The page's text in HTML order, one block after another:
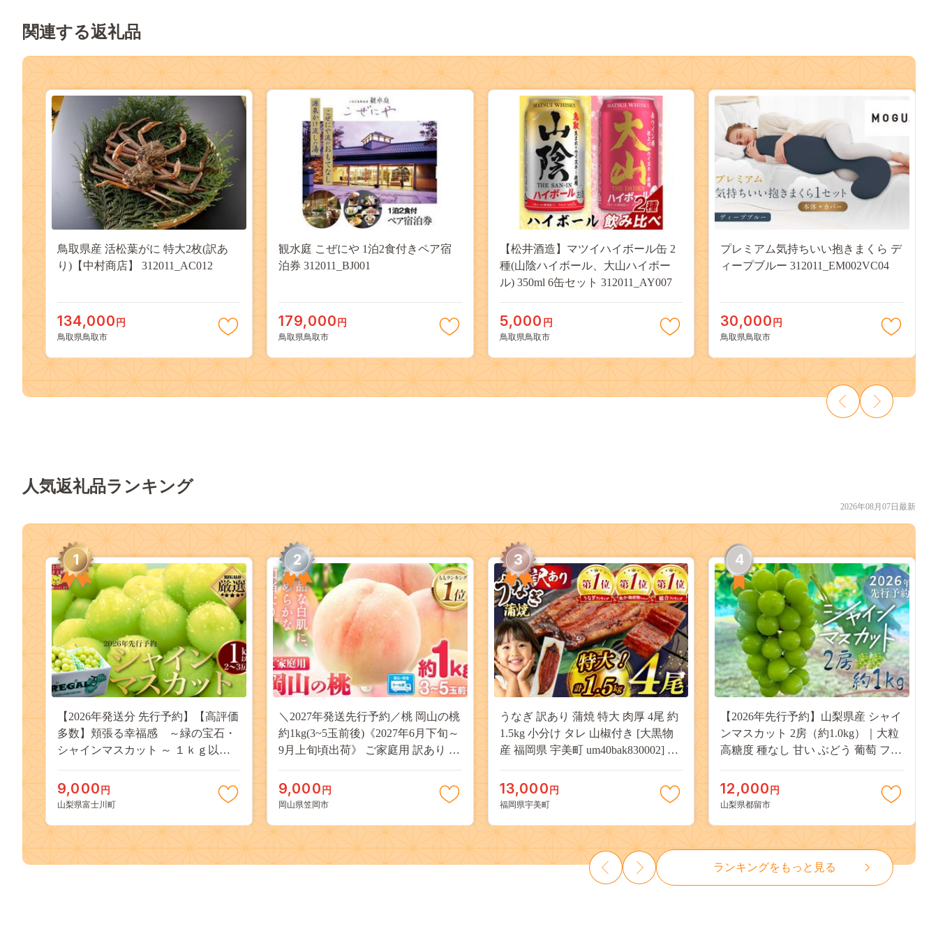
関連する返礼品
鳥取県産 活松葉がに 特大2枚(訳あ
り)【中村商店】 312011_AC012
134,000 円
鳥取県鳥取市
観水庭 こぜにや 1泊2食付きペア宿
泊券 312011_BJ001
179,000 円
鳥取県鳥取市
【松井酒造】マツイハイボール缶 2
種(山陰ハイボール、大山ハイボー
ル) 350ml 6缶セット 312011_AY007
5,000 円
鳥取県鳥取市
プレミアム気持ちいい抱きまくら デ
ィープブルー 312011_EM002VC04
30,000 円
鳥取県鳥取市
人気返礼品ランキング
2026年08月07日最新
1
【2026年発送分 先行予約】【高評価
多数】頬張る幸福感 ～緑の宝石・
シャインマスカット ～ １ｋｇ以上
物 くだもの シャイン マスカット ぶ
どう ブドウ 葡萄 大粒 種なし 先行予
九千円
9,000 円
山梨県富士川町
2
＼2027年発送先行予約／桃 岡山の桃
約1kg(3~5玉前後)《2027年6月下旬～
9月上旬頃出荷》 ご家庭用 訳あり 白
果物 デザート 旬 モモ もも 先行予約
送料無料 果物 岡山県 笠岡市 清水白
kasaoka_zsy_419_100---
9,000 円
岡山県笠岡市
3
うなぎ 訳あり 蒲焼 特大 肉厚 4尾 約
1.5kg 小分け タレ 山椒付き [大黒物
産 福岡県 宇美町 um40bak830002] 不
うなぎ蒲焼 鰻蒲焼き 蒲焼き かば焼
き 真空パック 個包装 冷凍 13000
13,000 円
福岡県宇美町
4
【2026年先行予約】山梨県産 シャイ
ンマスカット 2房（約1.0kg）｜大粒
高糖度 種なし 甘い ぶどう 葡萄 フル
JX003
12,000 円
山梨県都留市
ランキングをもっと見る